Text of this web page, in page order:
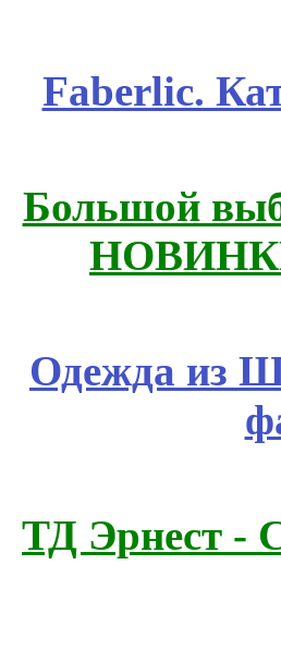
Faberlic.
Большой
Одежда из
ТД Эрнест -